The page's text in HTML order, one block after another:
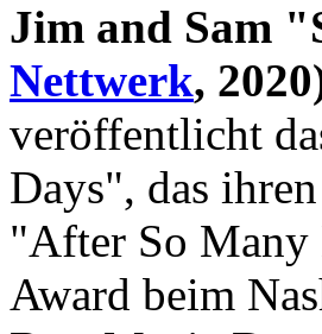
Jim and Sam
Nettwerk,
veröffentlicht
Days", das
"After So Many
Award beim